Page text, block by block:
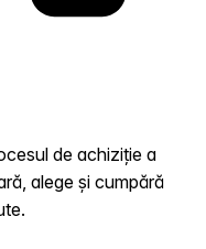
de achiziție a
alege și cumpără